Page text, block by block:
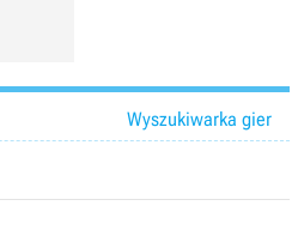
Wyszukiwarka gier